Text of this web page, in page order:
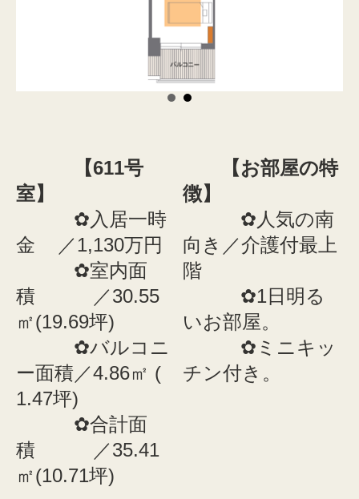
【611号
室】
✿入居一時
金 ／1,130万円
✿室内面
積 ／30.55
㎡(19.69坪)
✿バルコニ
ー面積／4.86㎡ (
1.47坪)
✿合計面
積 ／35.41
㎡(10.71坪)
【お部屋の特
徴】
✿人気の南
向き／介護付最上
階
✿1日明る
いお部屋。
✿ミニキッ
チン付き。